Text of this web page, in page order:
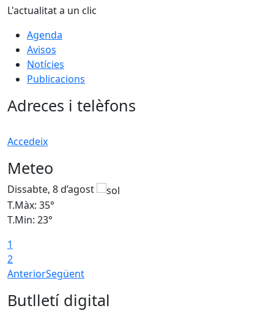
L'actualitat a un clic
Agenda
Avisos
Notícies
Publicacions
Adreces i telèfons
Accedeix
Meteo
Dissabte, 8 d’agost
T.Màx: 35°
T.Min: 23°
1
2
AnteriorSegüent
Butlletí digital